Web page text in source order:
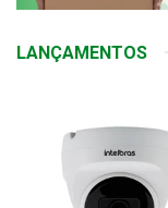
LANÇAMENTOS